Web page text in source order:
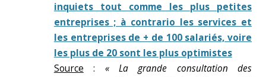
inquiets tout comme les plus petites
entreprises ; à contrario les services et
les entreprises de + de 100 salariés, voire
les plus de 20 sont les plus optimistes
Source : « La grande consultation des